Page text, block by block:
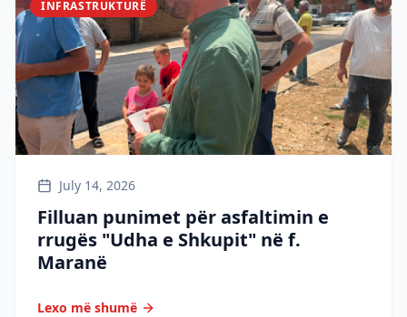
INFRASTRUKTURË
July 14, 2026
Filluan punimet për asfaltimin e
rrugës "Udha e Shkupit" në f.
Maranë
Lexo më shumë